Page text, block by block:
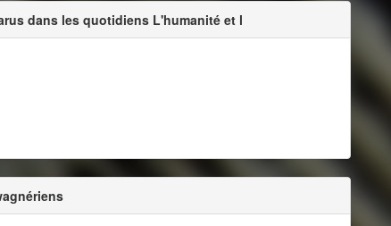
dans les quotidiens L'humanité et l